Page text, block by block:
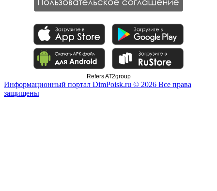
Refers AT2group
Информационный портал DimPoisk.ru © 2026 Все права
защищены